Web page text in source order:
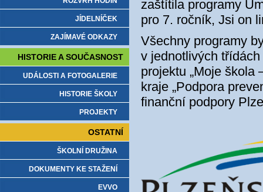
zaštítila programy
pro 7. ročník, Jsi on
Všechny programy
v jednotlivých
projektu „Moje škola
kraje „Podpora
finanční podpory
JÍDELNÍČEK
ZAJÍMAVÉ ODKAZY
HISTORIE A SOUČASNOST
UDÁLOSTI A FOTOGALERIE
HISTORIE ŠKOLY
PROJEKTY
OSTATNÍ
ŠKOLNÍ DRUŽINA
DOKUMENTY KE STAŽENÍ
EVVO